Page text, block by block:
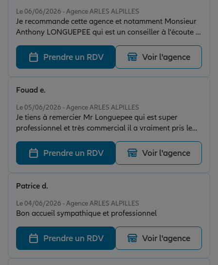
Le 06/06/2026 - Agence ARLES ALPILLES
Je recommande cette agence et notamment Monsieur
Anthony LONGUEPEE qui est un conseiller à l'écoute et
très accueillant. Il a monté nos dossiers d'assurance
avec sérieux et professionnalisme.
Prendre un RDV Voir l'agence
Le 05/06/2026 - Agence ARLES ALPILLES
Je tiens à remercier Mr Longuepee qui est super
professionnel et très commercial il a vraiment pris le
temps de m’écouter et de m’accompagner au mieux
pour mon assurance habitation et voiture . Je
recommande fortement cet agence
Fouad e.
Prendre un RDV Voir l'agence
Le 04/06/2026 - Agence ARLES ALPILLES
Bon accueil sympathique et professionnel
Patrice d.
Prendre un RDV Voir l'agence